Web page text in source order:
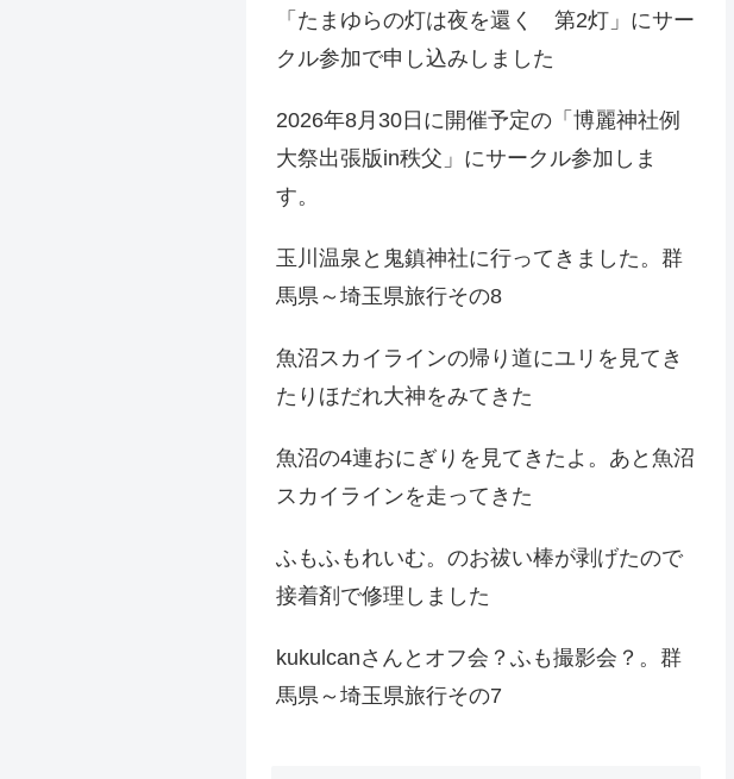
「たまゆらの灯は夜を還く 第2灯」にサー
クル参加で申し込みしました
2026年8月30日に開催予定の「博麗神社例
大祭出張版in秩父」にサークル参加しま
す。
玉川温泉と鬼鎮神社に行ってきました。群
馬県～埼玉県旅行その8
魚沼スカイラインの帰り道にユリを見てき
たりほだれ大神をみてきた
魚沼の4連おにぎりを見てきたよ。あと魚沼
スカイラインを走ってきた
ふもふもれいむ。のお祓い棒が剥げたので
接着剤で修理しました
kukulcanさんとオフ会？ふも撮影会？。群
馬県～埼玉県旅行その7